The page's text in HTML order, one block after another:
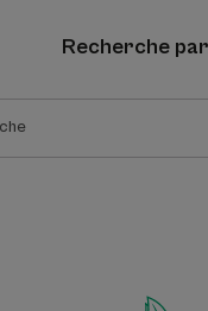
Recherche